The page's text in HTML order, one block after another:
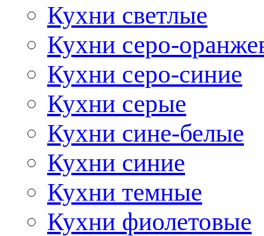
Кухни светлые
Кухни серо-
Кухни серо-синие
Кухни серые
Кухни сине-белые
Кухни синие
Кухни темные
Кухни фиолетовые